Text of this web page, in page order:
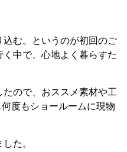
む。というのが初回のご
中で、心地よく暮らすた
ので、おススメ素材や工
度もショールームに現物
た。